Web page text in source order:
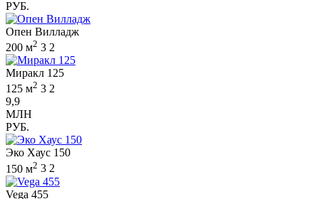
РУБ.
Опен Вилладж
200 м2 3 2
Миракл 125
125 м2 3 2
9,9
МЛН
РУБ.
Эко Хаус 150
150 м2 3 2
Vega 455